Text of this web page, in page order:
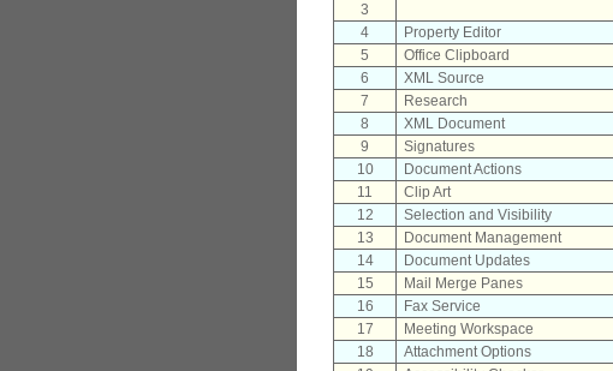
3
4
Property Editor
5
Office Clipboard
6
XML Source
7
Research
8
XML Document
9
Signatures
10
Document Actions
11
Clip Art
12
Selection and Visibility
13
Document Management
14
Document Updates
15
Mail Merge Panes
16
Fax Service
17
Meeting Workspace
18
Attachment Options